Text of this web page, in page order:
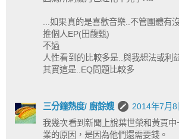
...如果真的是喜歡音樂..不管團體有
推個人EP(田馥甄)
不過
人性看到的比較多是..與我想法或利
其實這是..EQ問題比較多
三分鐘熱度/ 廚餘嫂
2014年7月
我幾次看到新聞上說葉世榮和黃貫
業的原因，是因為他們還需要錢。